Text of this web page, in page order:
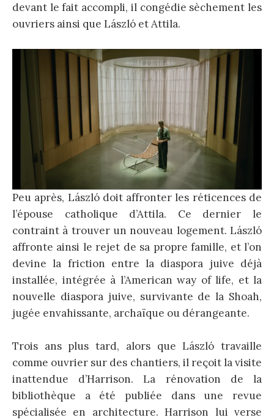
devant le fait accompli, il congédie sèchement les
ouvriers ainsi que László et Attila.
Peu après, László doit affronter les réticences de
l’épouse catholique d’Attila. Ce dernier le
contraint à trouver un nouveau logement. László
affronte ainsi le rejet de sa propre famille, et l’on
devine la friction entre la diaspora juive déjà
installée, intégrée à l’American way of life, et la
nouvelle diaspora juive, survivante de la Shoah,
jugée envahissante, archaïque ou dérangeante.
Trois ans plus tard, alors que László travaille
comme ouvrier sur des chantiers, il reçoit la visite
inattendue d’Harrison. La rénovation de la
bibliothèque a été publiée dans une revue
spécialisée en architecture. Harrison lui verse